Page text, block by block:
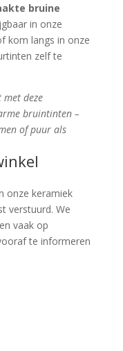
bruine
in onze
kom langs in onze
zelf te
met deze
bruintinten –
of puur als
onze keramiek
verstuurd. We
vaak op
te informeren